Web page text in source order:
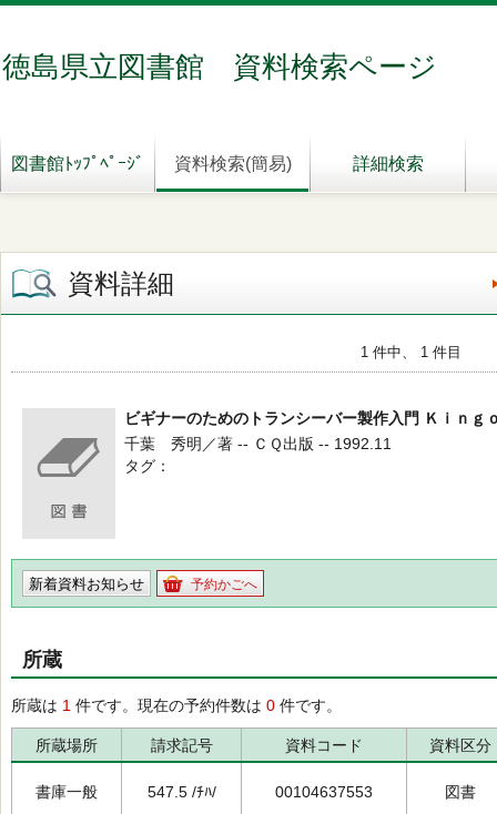
徳島県立図書館 資料検索ページ
図書館ﾄｯﾌﾟﾍﾟｰｼﾞ 資料検索(簡易) 詳細検索
資料詳細
1 件中、 1 件目
ビギナーのためのトランシーバー製作入門 Ｋｉｎｇ
千葉 秀明／著 -- ＣＱ出版 -- 1992.11
タグ
新着資料お知らせ 予約かごへ
所蔵
所蔵は 1 件です。現在の予約件数は 0 件です。
所蔵場所 請求記号 資料コード 資料区分
書庫一般 547.5 /ﾁﾊ/ 00104637553 図書